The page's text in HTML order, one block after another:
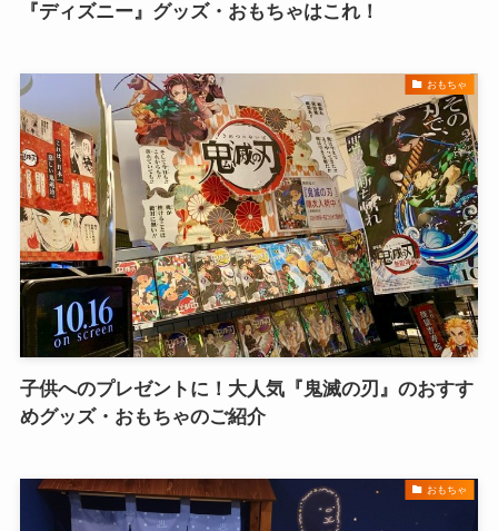
『ディズニー』グッズ・おもちゃはこれ！
おもちゃ
子供へのプレゼントに！大人気『鬼滅の刃』のおすす
めグッズ・おもちゃのご紹介
おもちゃ